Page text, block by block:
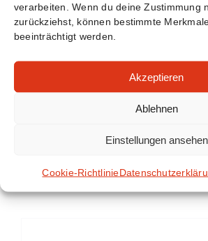
verarbeiten. Wenn du deine Zustimmung
zurückziehst, können bestimmte
beeinträchtigt werden.
Akzeptieren
Ablehnen
Einstellungen ansehen
Cookie-Richtlinie